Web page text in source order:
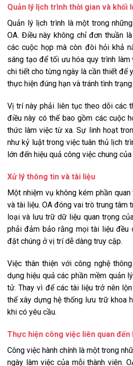
Quản lý lịch trình thời gian và khối
Quản lý lịch trình là một trong
OA. Điều này không chỉ đơn thuần
các cuộc họp mà còn đòi hỏi khả
sáng tạo để tối ưu hóa quy trình làm
chi tiết cho từng ngày là cần thiết để
thực hiện đúng hạn và tránh tình
Vị trí này phải liên tục theo dõi các
điều này có thể bao gồm các cuộc
thức làm việc từ xa. Sự linh hoạt
như kỷ luật trong việc tuân thủ lịch
lớn đến hiệu quả công việc chung
Xử lý thông tin và tài liệu
Một nhiệm vụ không kém phần
và tài liệu. OA đóng vai trò trung tâm
loại và lưu trữ dữ liệu quan trọng
phải đảm bảo rằng mọi tài liệu đều
đặt chúng ở vị trí dễ dàng truy cập.
Việc thân thiện với công nghệ
dụng hiệu quả các phần mềm quản
tử. Thay vì để các tài liệu trở nên
thể xây dựng hệ thống lưu trữ khoa
khi có yêu cầu.
Thực hiện công việc liên quan đến
Công việc hành chính là một trong
ngày làm việc của mỗi thành viên.